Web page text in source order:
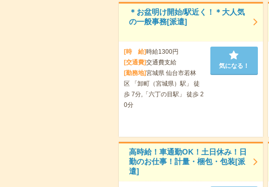
＊お盆明け開始/駅近く！＊大人気
の一般事務[派遣]
[時 給]時給1300円
[交通費]交通費支給
[勤務地]宮城県 仙台市若林
区 「卸町（宮城県）駅」 徒
歩 7分,「六丁の目駅」 徒歩 2
0分
気になる！
高時給！車通勤OK！土日休み！日
勤のお仕事！計量・梱包・包装[派
遣]